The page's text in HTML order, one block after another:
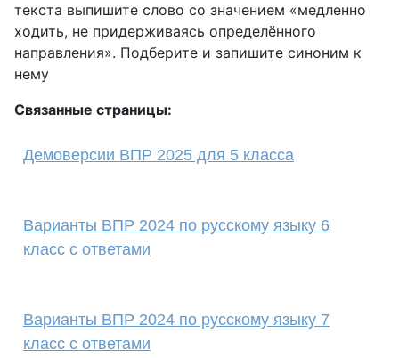
текста выпишите слово со значением «медленно
ходить, не придерживаясь определённого
направления». Подберите и запишите синоним к
нему
Связанные страницы:
Демоверсии ВПР 2025 для 5 класса
Варианты ВПР 2024 по русскому языку 6
класс с ответами
Варианты ВПР 2024 по русскому языку 7
класс с ответами